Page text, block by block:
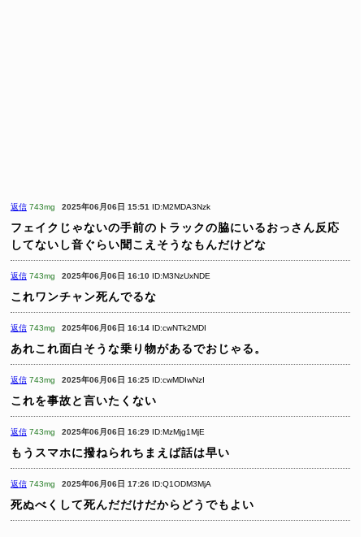
返信 743mg 2025年06月06日 15:51 ID:M2MDA3Nzk
フェイクじゃないの手前のトラックの脇にいるおっさん反応
してないし音ぐらい聞こえそうなもんだけどな
返信 743mg 2025年06月06日 16:10 ID:M3NzUxNDE
これワンチャン死んでるな
返信 743mg 2025年06月06日 16:14 ID:cwNTk2MDI
あれこれ面白そうな乗り物があるでおじゃる。
返信 743mg 2025年06月06日 16:25 ID:cwMDIwNzI
これを事故と言いたくない
返信 743mg 2025年06月06日 16:29 ID:MzMjg1MjE
もうスマホに撥ねられちまえば話は早い
返信 743mg 2025年06月06日 17:26 ID:Q1ODM3MjA
死ぬべくして死んだだけだからどうでもよい